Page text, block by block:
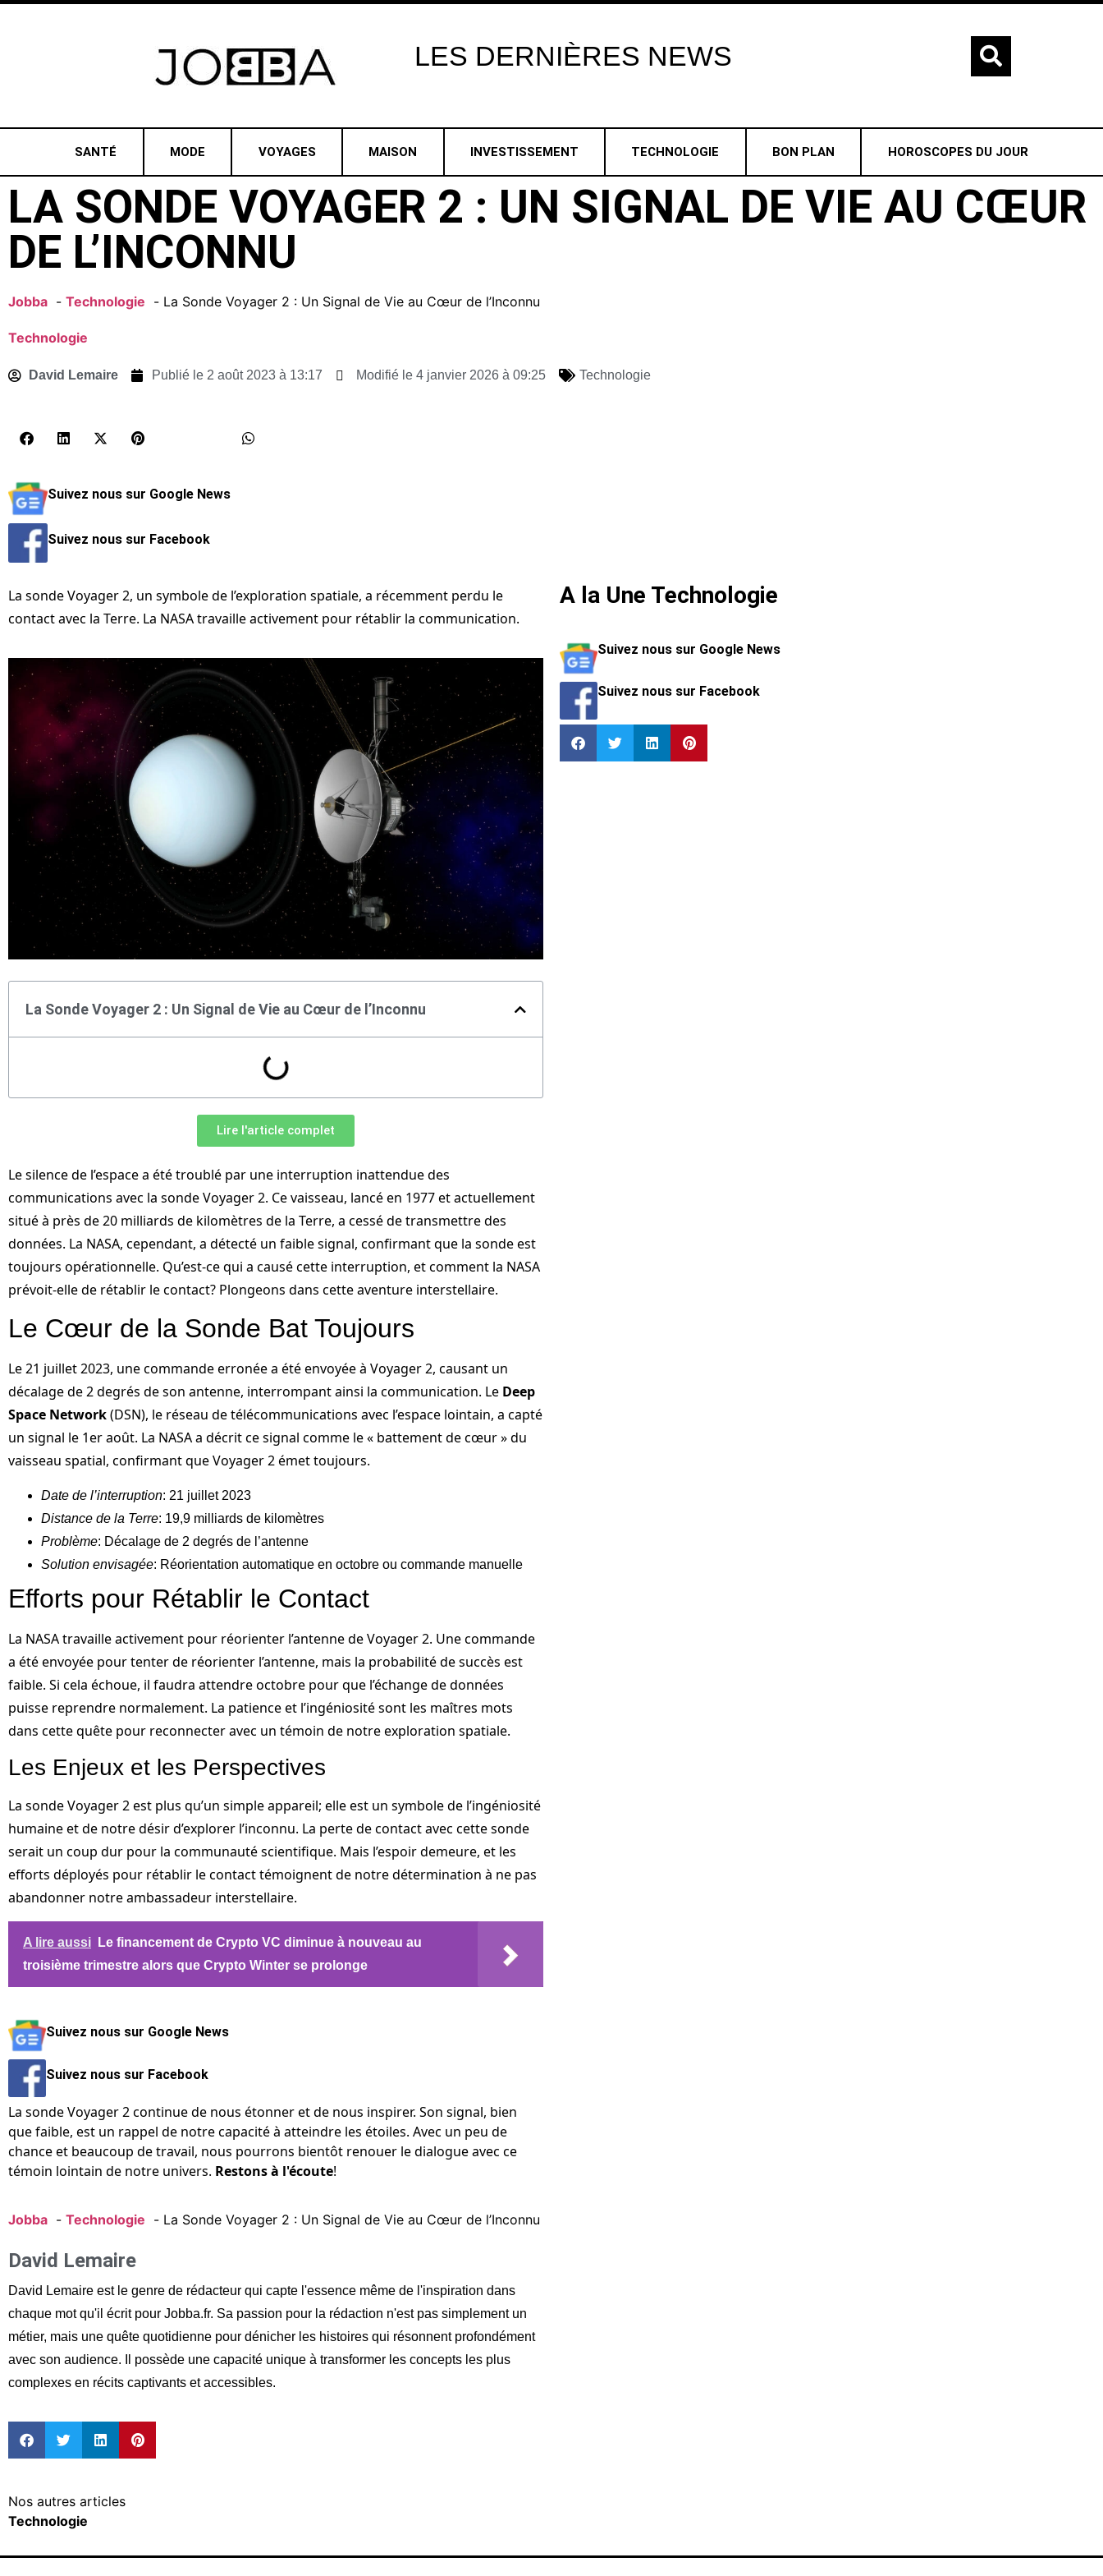
LES DERNIÈRES NEWS
SANTÉ MODE VOYAGES MAISON INVESTISSEMENT TECHNOLOGIE BON PLAN HOROSCOPES DU JOUR
LA SONDE VOYAGER 2 : UN SIGNAL DE VIE AU CŒUR
DE L’INCONNU
Jobba Technologie La Sonde Voyager 2 : Un Signal de Vie au Cœur de l’Inconnu
Technologie
David Lemaire Publié le 2 août 2023 à 13:17 Modifié le 4 janvier 2026 à 09:25 Technologie
Suivez nous sur Google News
Suivez nous sur Facebook
La sonde Voyager 2, un symbole de l’exploration spatiale, a récemment perdu le
contact avec la Terre. La NASA travaille activement pour rétablir la communication.
La Sonde Voyager 2 : Un Signal de Vie au Cœur de l’Inconnu
Lire l'article complet
Le silence de l’espace a été troublé par une interruption inattendue des
communications avec la sonde Voyager 2. Ce vaisseau, lancé en 1977 et actuellement
situé à près de 20 milliards de kilomètres de la Terre, a cessé de transmettre des
données. La NASA, cependant, a détecté un faible signal, confirmant que la sonde est
toujours opérationnelle. Qu’est-ce qui a causé cette interruption, et comment la NASA
prévoit-elle de rétablir le contact? Plongeons dans cette aventure interstellaire.
Le Cœur de la Sonde Bat Toujours
Le 21 juillet 2023, une commande erronée a été envoyée à Voyager 2, causant un
décalage de 2 degrés de son antenne, interrompant ainsi la communication. Le Deep
Space Network(DSN), le réseau de télécommunications avec l’espace lointain, a capté
un signal le 1er août. La NASA a décrit ce signal comme le « battement de cœur » du
vaisseau spatial, confirmant que Voyager 2 émet toujours.
Date de l’interruption: 21 juillet 2023
Distance de la Terre: 19,9 milliards de kilomètres
Problème: Décalage de 2 degrés de l’antenne
Solution envisagée: Réorientation automatique en octobre ou commande manuelle
Efforts pour Rétablir le Contact
La NASA travaille activement pour réorienter l’antenne de Voyager 2. Une commande
a été envoyée pour tenter de réorienter l’antenne, mais la probabilité de succès est
faible. Si cela échoue, il faudra attendre octobre pour que l’échange de données
puisse reprendre normalement. La patience et l’ingéniosité sont les maîtres mots
dans cette quête pour reconnecter avec un témoin de notre exploration spatiale.
Les Enjeux et les Perspectives
La sonde Voyager 2 est plus qu’un simple appareil; elle est un symbole de l’ingéniosité
humaine et de notre désir d’explorer l’inconnu. La perte de contact avec cette sonde
serait un coup dur pour la communauté scientifique. Mais l’espoir demeure, et les
efforts déployés pour rétablir le contact témoignent de notre détermination à ne pas
abandonner notre ambassadeur interstellaire.
A lire aussi
Le financement de Crypto VC diminue à nouveau au
troisième trimestre alors que Crypto Winter se prolonge
Suivez nous sur Google News
Suivez nous sur Facebook
La sonde Voyager 2 continue de nous étonner et de nous inspirer. Son signal, bien
que faible, est un rappel de notre capacité à atteindre les étoiles. Avec un peu de
chance et beaucoup de travail, nous pourrons bientôt renouer le dialogue avec ce
témoin lointain de notre univers. Restons à l'écoute!
Jobba Technologie La Sonde Voyager 2 : Un Signal de Vie au Cœur de l’Inconnu
David Lemaire
David Lemaire est le genre de rédacteur qui capte l'essence même de l'inspiration dans
chaque mot qu'il écrit pour Jobba.fr. Sa passion pour la rédaction n'est pas simplement un
métier, mais une quête quotidienne pour dénicher les histoires qui résonnent profondément
avec son audience. Il possède une capacité unique à transformer les concepts les plus
complexes en récits captivants et accessibles.
A la Une Technologie
Suivez nous sur Google News
Suivez nous sur Facebook
Nos autres articles
Technologie